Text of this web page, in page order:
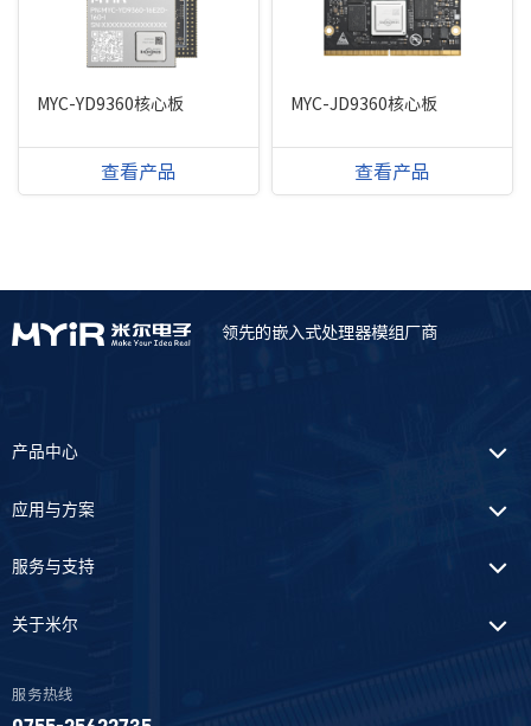
MYC-YD9360核心板
查看产品
MYC-JD9360核心板
查看产品
领先的嵌入式处理器模组厂商
产品中心
应用与方案
服务与支持
关于米尔
服务热线